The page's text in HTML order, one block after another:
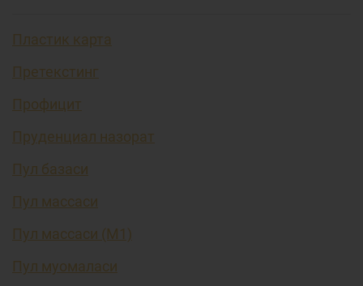
Пластик карта
Претекстинг
Профицит
Пруденциал назорат
Пул базаси
Пул массаси
Пул массаси (М1)
Пул муомаласи